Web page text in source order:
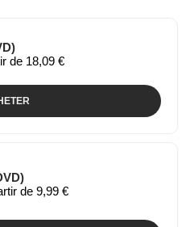
de 18,09 €
de 9,99 €